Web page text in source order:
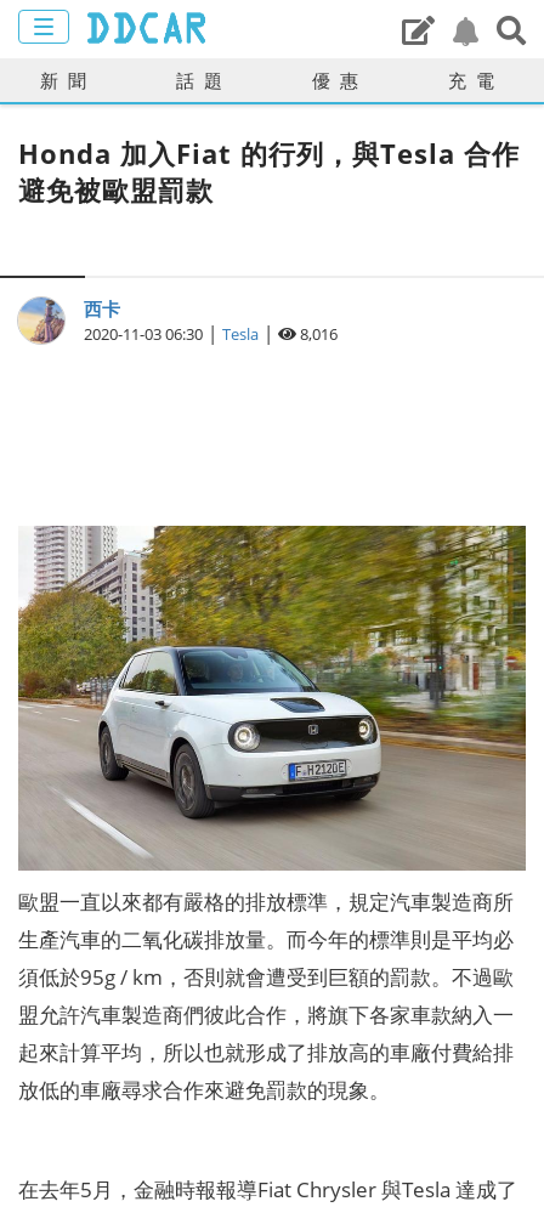
新聞 話題 優惠 充電
Honda 加入Fiat 的行列，與Tesla 合作
避免被歐盟罰款
西卡
2020-11-03 06:30 | Tesla | 8,016
歐盟一直以來都有嚴格的排放標準，規定汽車製造商所
生產汽車的二氧化碳排放量。而今年的標準則是平均必
須低於95g / km，否則就會遭受到巨額的罰款。不過歐
盟允許汽車製造商們彼此合作，將旗下各家車款納入一
起來計算平均，所以也就形成了排放高的車廠付費給排
放低的車廠尋求合作來避免罰款的現象。
在去年5月，金融時報報導Fiat Chrysler 與Tesla 達成了